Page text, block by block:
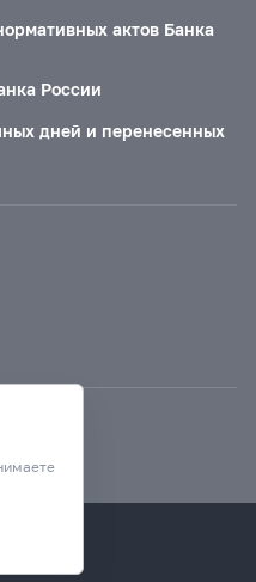
актов Банка
России
дней и перенесенных